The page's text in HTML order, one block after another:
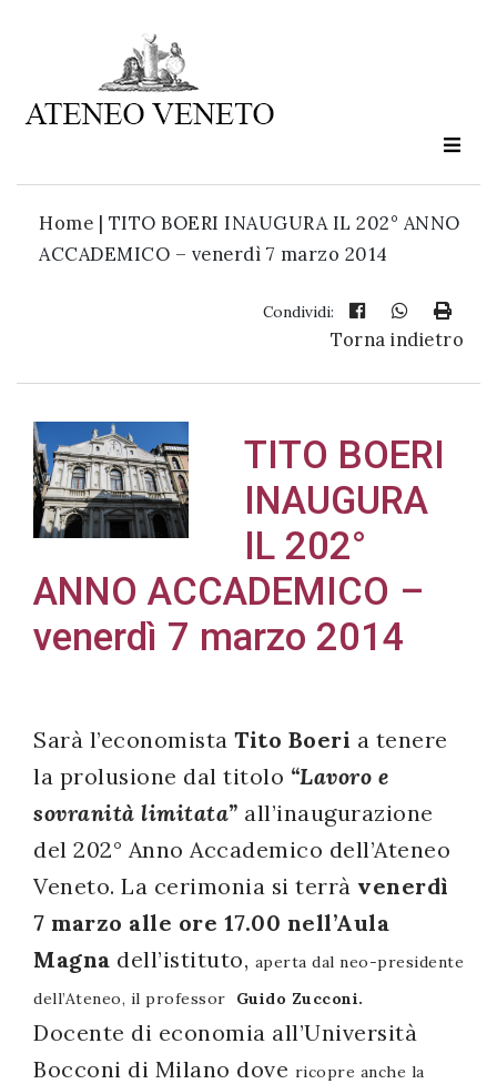
Home | TITO BOERI INAUGURA IL 202° ANNO
ACCADEMICO – venerdì 7 marzo 2014
Condividi:
Torna indietro
TITO BOERI
INAUGURA
IL 202°
ANNO ACCADEMICO –
venerdì 7 marzo 2014
Sarà l’economista Tito Boeri a tenere
la prolusione dal titolo “Lavoro e
sovranità limitata” all’inaugurazione
del 202° Anno Accademico dell’Ateneo
Veneto. La cerimonia si terrà venerdì
7 marzo alle ore 17.00 nell’Aula
Magna dell’istituto, aperta dal neo-presidente
dell’Ateneo, il professor Guido Zucconi.
Docente di economia all’Università
Bocconi di Milano dove ricopre anche la
Ateneo
è
cultura
Acconsento
all'uso dei
accordo
con il
decreto
legislativo
Registrazione
avvenuta con
successo!